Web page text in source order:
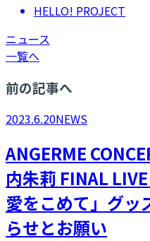
HELLO! PROJECT
ニュース
一覧へ
前の記事へ
2023.6.20NEWS
ANGERME
内朱莉 FINAL
愛をこめて」グッ
らせとお願い